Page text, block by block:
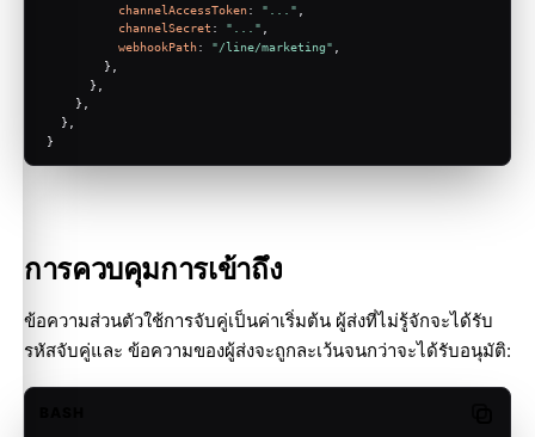
channelAccessToken: "..."
channelSecret : "..." ,
webhookPath: "/line/marketing"
        },
      },
    },
  },
}
การควบคุมการเข้าถึง
ข้อความส่วนตัวใช้การจับคู่เป็นค่าเริ่มต้น ผู้ส่งที่ไม่รู้จักจะได้รับ
รหัสจับคู่และ ข้อความของผู้ส่งจะถูกละเว้นจนกว่าจะได้รับอนุมัติ: